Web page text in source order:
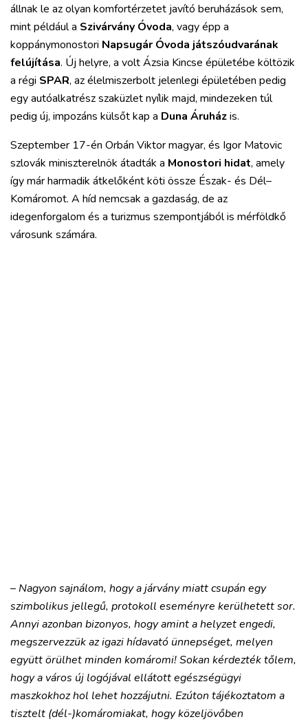
állnak le az olyan komfortérzetet javító beruházások sem,
mint például a Szivárvány Óvoda, vagy épp a
koppánymonostori Napsugár Óvoda játszóudvarának
felújítása. Új helyre, a volt Ázsia Kincse épületébe költözik
a régi SPAR, az élelmiszerbolt jelenlegi épületében pedig
egy autóalkatrész szaküzlet nyílik majd, mindezeken túl
pedig új, impozáns külsőt kap a Duna Áruházis.
Szeptember 17-én Orbán Viktor magyar, és Igor Matovic
szlovák miniszterelnök átadták a Monostori hidat, amely
így már harmadik átkelőként köti össze Észak- és Dél–
Komáromot. A híd nemcsak a gazdaság, de az
idegenforgalom és a turizmus szempontjából is mérföldkő
városunk számára.
– Nagyon sajnálom, hogy a járvány miatt csupán egy
szimbolikus jellegű, protokoll eseményre kerülhetett sor.
Annyi azonban bizonyos, hogy amint a helyzet engedi,
megszervezzük az igazi hídavató ünnepséget, melyen
együtt örülhet minden komáromi! Sokan kérdezték tőlem,
hogy a város új logójával ellátott egészségügyi
maszkokhoz hol lehet hozzájutni. Ezúton tájékoztatom a
tisztelt (dél-)komáromiakat, hogy közeljövőben